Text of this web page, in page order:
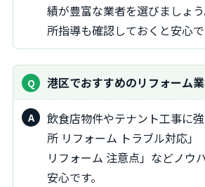
績が豊富な業者を選びましょ
所指導も確認しておくと安心で
港区でおすすめのリフォーム
飲食店物件やテナント工事に強く、「港区 洗面
所 リフォーム トラブル対応」
リフォーム 注意点」などノウ
安心です。